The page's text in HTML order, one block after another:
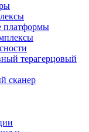
платформы
терагерцовый
сканер